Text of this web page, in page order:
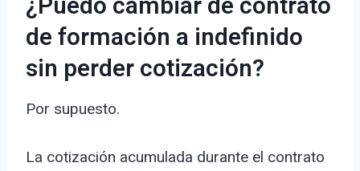
de formación a indefinido
sin perder cotización?
Por supuesto.
La cotización acumulada durante el contrato